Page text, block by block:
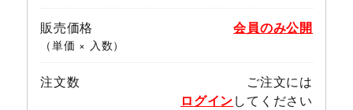
販売価格
（単価 × 入数）
会員のみ公開
注文数
ご注文には
ログインしてください